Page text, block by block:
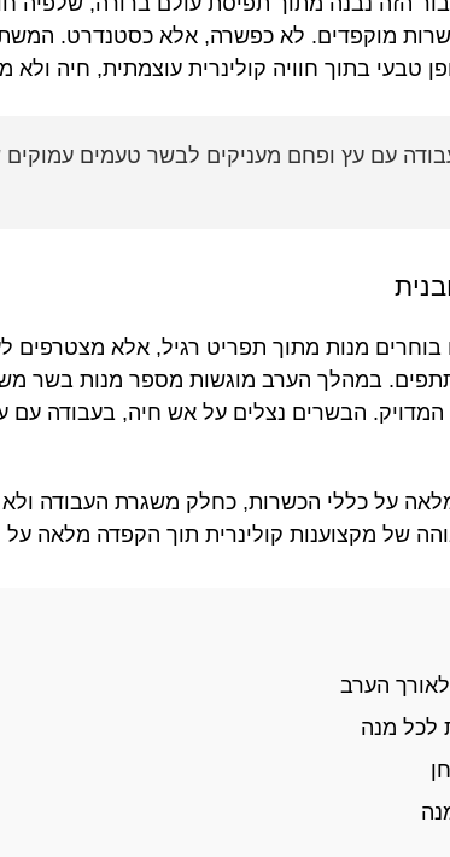
טבעי בתוך חוויה קולינרית עוצמתית, חיה ולא
עם עץ ופחם מעניקים לבשר טעמים עמוקים
מנות מתוך תפריט רגיל, אלא מצטרפים
במהלך הערב מוגשות מספר מנות בשר
הבשרים נצלים על אש חיה, בעבודה עם
על כללי הכשרות, כחלק משגרת העבודה ולא
של מקצוענות קולינרית תוך הקפדה מלאה
הערב
לכל מנה